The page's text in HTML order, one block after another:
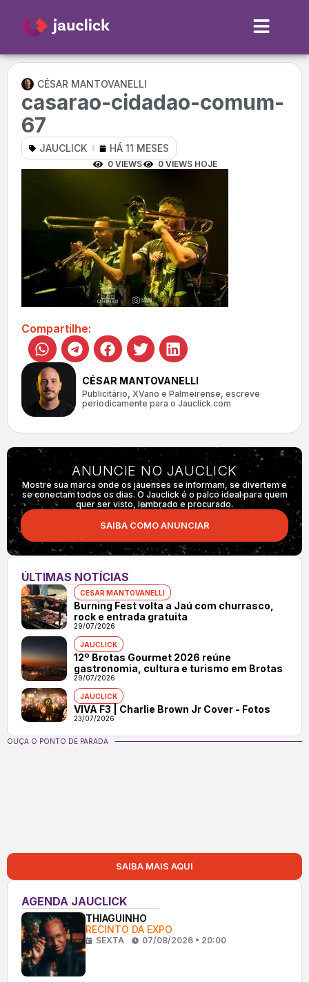
CÉSAR MANTOVANELLI
casarao-cidadao-comum-
67
JAUCLICK HÁ 11 MESES
0 VIEWS 0 VIEWS HOJE
Compartilhe:
CÉSAR MANTOVANELLI
Publicitário, XVano e Palmeirense, escreve
periodicamente para o Jauclick.com
ANUNCIE NO JAUCLICK
Mostre sua marca onde os jauenses se informam, se divertem e
se conectam todos os dias. O Jauclick é o palco ideal para quem
quer ser visto, lembrado e procurado.
SAIBA COMO ANUNCIAR
ÚLTIMAS NOTÍCIAS
CÉSAR MANTOVANELLI
Burning Fest volta a Jaú com churrasco,
rock e entrada gratuita
29/07/2026
JAUCLICK
12º Brotas Gourmet 2026 reúne
gastronomia, cultura e turismo em Brotas
29/07/2026
JAUCLICK
VIVA F3 | Charlie Brown Jr Cover - Fotos
23/07/2026
OUÇA O PONTO DE PARADA
SAIBA MAIS AQUI
AGENDA JAUCLICK
THIAGUINHO
RECINTO DA EXPO
SEXTA 07/08/2026 • 20:00